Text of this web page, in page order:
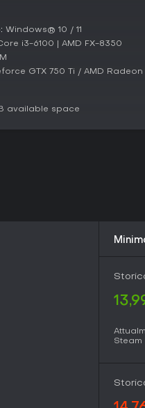
personali tramite dialoghi,
temi di isolamento ed
interazione. La narrazione
un'atmosfera di
narrative con meccaniche
punta ai fan degli indie che
con percorsi ramificati e
Windows® 10 / 11
i3-6100 | AMD FX-8350
GTX 750 Ti / AMD
available space
Steam